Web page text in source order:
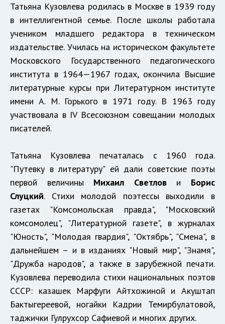
Татьяна Кузовлева родилась в Москве в 1939 году
в интеллигентной семье. После школы работала
учеником младшего редактора в техническом
издательстве. Училась на историческом факультете
Московского Государственного педагогического
института в 1964—1967 годах, окончила Высшие
литературные курсы при Литературном институте
имени А. М. Горького в 1971 году. В 1963 году
участвовала в IV Всесоюзном совещании молодых
писателей.
Татьяна Кузовлева печаталась с 1960 года.
"Путевку в литературу" ей дали советские поэты
первой величины Михаил Светлови Борис
Слуцкий. Стихи молодой поэтессы выходили в
газетах "Комсомольская правда", "Московский
комсомолец", "Литературной газете", в журналах
"Юность", "Молодая гвардия", "Октябрь", "Смена", в
дальнейшем – и в изданиях "Новый мир", "Знамя",
"Дружба народов", а также в зарубежной печати.
Кузовлева переводила стихи национальных поэтов
СССР: казашек Марфуги Айтхожиной и Акуштап
Бактыгереевой, ногайки Кадрии Темирбулатовой,
таджички Гулрухсор Сафиевой и многих других.